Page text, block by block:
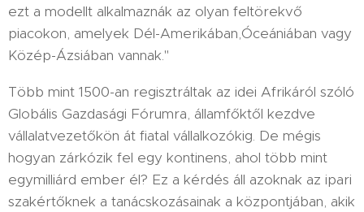
ezt a modellt alkalmaznák az olyan feltörekvő
piacokon, amelyek Dél-Amerikában,Óceániában vagy
Közép-Ázsiában vannak."
Több mint 1500-an regisztráltak az idei Afrikáról szóló
Globális Gazdasági Fórumra, államfőktől kezdve
vállalatvezetőkön át fiatal vállalkozókig. De mégis
hogyan zárkózik fel egy kontinens, ahol több mint
egymilliárd ember él? Ez a kérdés áll azoknak az ipari
szakértőknek a tanácskozásainak a központjában, akik